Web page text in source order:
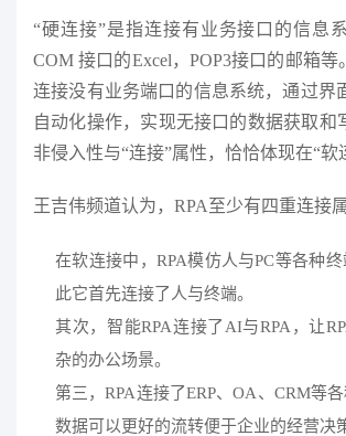
“硬连接”是指连接有业务接口的信息
COM 接口的Excel，POP3接口的邮箱等
连接没有业务端口的信息系统，通过界
自动化操作，实现无接口的数据获取和
非侵入性与“连接”属性，恰恰体现在“软
王吉伟频道认为，RPA至少有四重连接属
在软连接中，RPA模仿人与PC等各种
此它首先连接了人与终端。
其次，智能RPA连接了AI与RPA，让
杂的办公场景。
第三，RPA连接了ERP、OA、CRM等
数据可以更好的流转便于企业的经营决